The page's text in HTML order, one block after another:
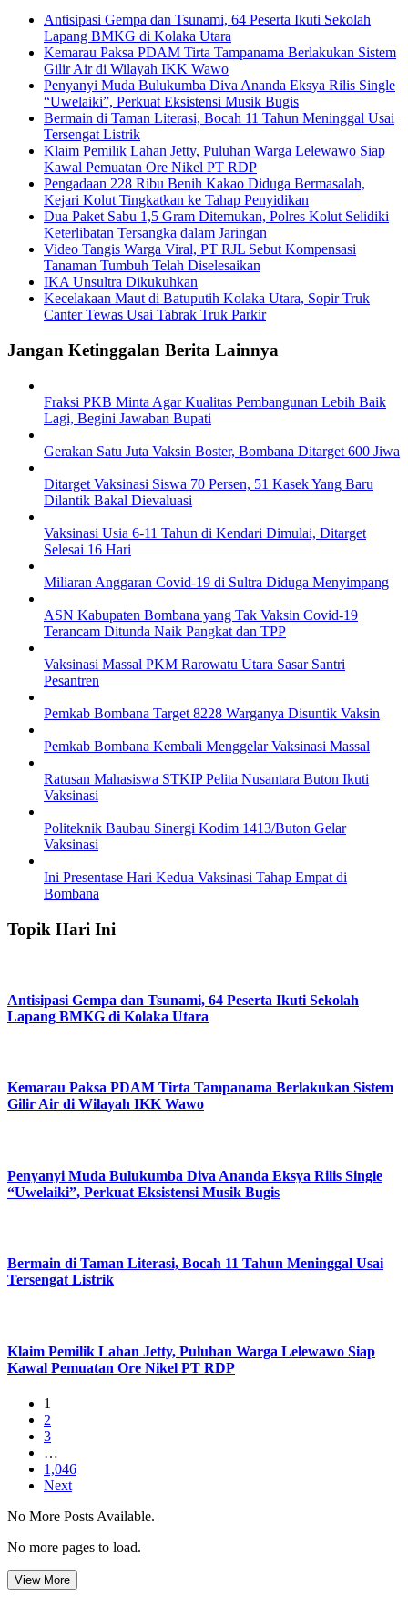
Antisipasi Gempa dan Tsunami, 64 Peserta Ikuti Sekolah
Lapang BMKG di Kolaka Utara
Kemarau Paksa PDAM Tirta Tampanama Berlakukan Sistem
Gilir Air di Wilayah IKK Wawo
Penyanyi Muda Bulukumba Diva Ananda Eksya Rilis Single
“Uwelaiki”, Perkuat Eksistensi Musik Bugis
Bermain di Taman Literasi, Bocah 11 Tahun Meninggal Usai
Tersengat Listrik
Klaim Pemilik Lahan Jetty, Puluhan Warga Lelewawo Siap
Kawal Pemuatan Ore Nikel PT RDP
Pengadaan 228 Ribu Benih Kakao Diduga Bermasalah,
Kejari Kolut Tingkatkan ke Tahap Penyidikan
Dua Paket Sabu 1,5 Gram Ditemukan, Polres Kolut Selidiki
Keterlibatan Tersangka dalam Jaringan
Video Tangis Warga Viral, PT RJL Sebut Kompensasi
Tanaman Tumbuh Telah Diselesaikan
IKA Unsultra Dikukuhkan
Kecelakaan Maut di Batuputih Kolaka Utara, Sopir Truk
Canter Tewas Usai Tabrak Truk Parkir
Jangan Ketinggalan Berita Lainnya
Fraksi PKB Minta Agar Kualitas Pembangunan Lebih Baik
Lagi, Begini Jawaban Bupati
Gerakan Satu Juta Vaksin Boster, Bombana Ditarget 600 Jiwa
Ditarget Vaksinasi Siswa 70 Persen, 51 Kasek Yang Baru
Dilantik Bakal Dievaluasi
Vaksinasi Usia 6-11 Tahun di Kendari Dimulai, Ditarget
Selesai 16 Hari
Miliaran Anggaran Covid-19 di Sultra Diduga Menyimpang
ASN Kabupaten Bombana yang Tak Vaksin Covid-19
Terancam Ditunda Naik Pangkat dan TPP
Vaksinasi Massal PKM Rarowatu Utara Sasar Santri
Pesantren
Pemkab Bombana Target 8228 Warganya Disuntik Vaksin
Pemkab Bombana Kembali Menggelar Vaksinasi Massal
Ratusan Mahasiswa STKIP Pelita Nusantara Buton Ikuti
Vaksinasi
Politeknik Baubau Sinergi Kodim 1413/Buton Gelar
Vaksinasi
Ini Presentase Hari Kedua Vaksinasi Tahap Empat di
Bombana
Topik Hari Ini
Antisipasi Gempa dan Tsunami, 64 Peserta Ikuti Sekolah
Lapang BMKG di Kolaka Utara
Kemarau Paksa PDAM Tirta Tampanama Berlakukan Sistem
Gilir Air di Wilayah IKK Wawo
Penyanyi Muda Bulukumba Diva Ananda Eksya Rilis Single
“Uwelaiki”, Perkuat Eksistensi Musik Bugis
Bermain di Taman Literasi, Bocah 11 Tahun Meninggal Usai
Tersengat Listrik
Klaim Pemilik Lahan Jetty, Puluhan Warga Lelewawo Siap
Kawal Pemuatan Ore Nikel PT RDP
1
2
3
…
1,046
Next
No More Posts Available.
No more pages to load.
View More